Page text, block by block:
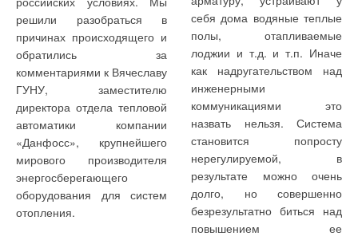
решили разобраться в
причинах происходящего и
обратились за
комментариями к Вячеславу
ГУНУ, заместителю
директора отдела тепловой
автоматики компании
«Данфосс», крупнейшего
мирового производителя
энергосберегающего
оборудования для систем
отопления.
себя дома водяные теплые
полы, отапливаемые
лоджии и т.д. и т.п. Иначе
как надругательством над
инженерными
коммуникациями это
назвать нельзя. Система
становится попросту
нерегулируемой, в
результате можно очень
долго, но совершенно
безрезультатно биться над
повышением ее
Обоснование выбора системы отопления
Опыт модернизации тепловых сетей
Очистка нефтесодержащих сточных вод
Полипропиленовые трубы. Стекловолокно VS алюминий
Проблемы обслуживания котлов
Рынок сантехники 2011: ответственность лидера
Системный анализ и климатизация зданий
Теплая сталь Insolo
Термоактивные строительные конструкции
Управление системами продольной вентиляции тоннелей
значит, энергоэффективную
систему.
Функции котловой
автоматики
Функции котловой
автоматики можно
определить следующим
образом:
управление мощностью
горелок как в 2-3-
Котельная
установка, даже
незначительной
мощности, — это
сложный
технологический
агрегат,
автоматизация
которого требует
определенных
технических
ресурсов